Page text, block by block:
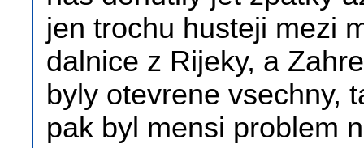
jen trochu husteji mezi
dalnice z Rijeky, a
byly otevrene vsechny,
pak byl mensi problem